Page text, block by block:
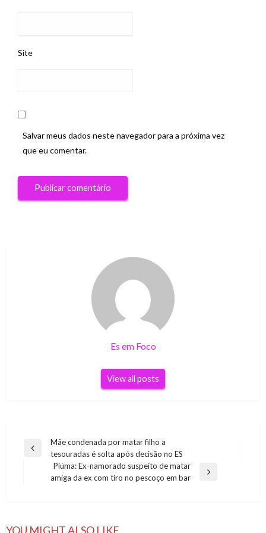
Site
Salvar meus dados neste navegador para a próxima vez
que eu comentar.
Es em Foco
View all posts
Navegação
Previous
Mãe condenada por matar filho a
tesouradas é solta após decisão no ES
Next
Piúma: Ex-namorado suspeito de matar
amiga da ex com tiro no pescoço em bar
YOU MIGHT ALSO LIKE